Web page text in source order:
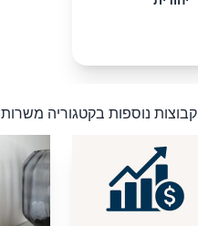
קבוצות נוספות בקטגוריה משרות